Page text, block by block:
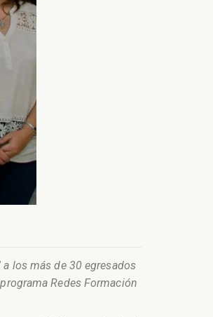
los más de 30 egresados
Redes Formación